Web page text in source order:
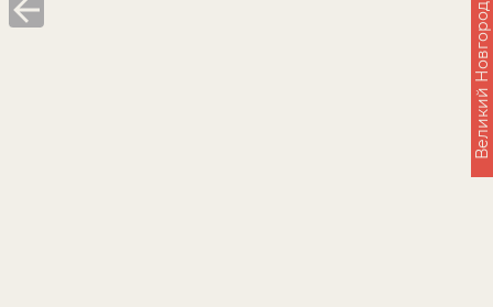
Великий Новгород